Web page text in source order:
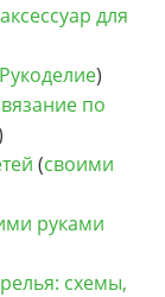
для
Рукоделие)
по
(своими
руками
схемы,